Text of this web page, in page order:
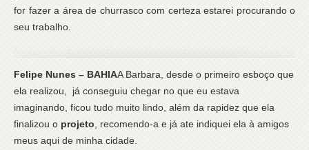
for fazer a área de churrasco com certeza estarei procurando o
seu trabalho.
Felipe Nunes – BAHIAA Barbara, desde o primeiro esboço que
ela realizou, já conseguiu chegar no que eu estava
imaginando, ficou tudo muito lindo, além da rapidez que ela
finalizou o projeto , recomendo-a e já ate indiquei ela à amigos
meus aqui de minha cidade.